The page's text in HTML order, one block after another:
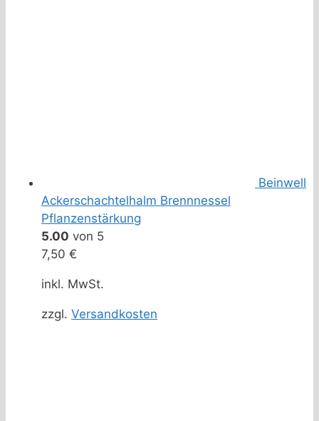
Beinwell
Ackerschachtelhalm Brennnessel
Pflanzenstärkung
5.00 von 5
7,50 €
inkl. MwSt.
zzgl. Versandkosten